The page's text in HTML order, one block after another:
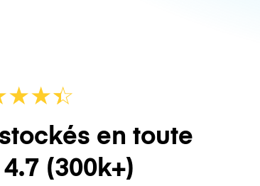
★★☆
★
en toute
4.7 (300k+)